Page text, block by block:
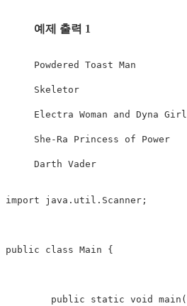
예제 출력 1
Powdered Toast Man
Skeletor
Electra Woman and Dyna Girl
She - Ra Princess of Power
Darth Vader
import java . util . Scanner ;
public class Main {
public static void main (